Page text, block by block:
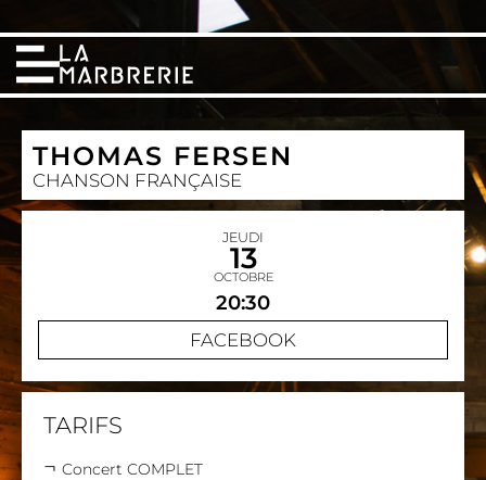
THOMAS FERSEN
CHANSON FRANÇAISE
JEUDI
13
OCTOBRE
20:30
FACEBOOK
TARIFS
Concert COMPLET